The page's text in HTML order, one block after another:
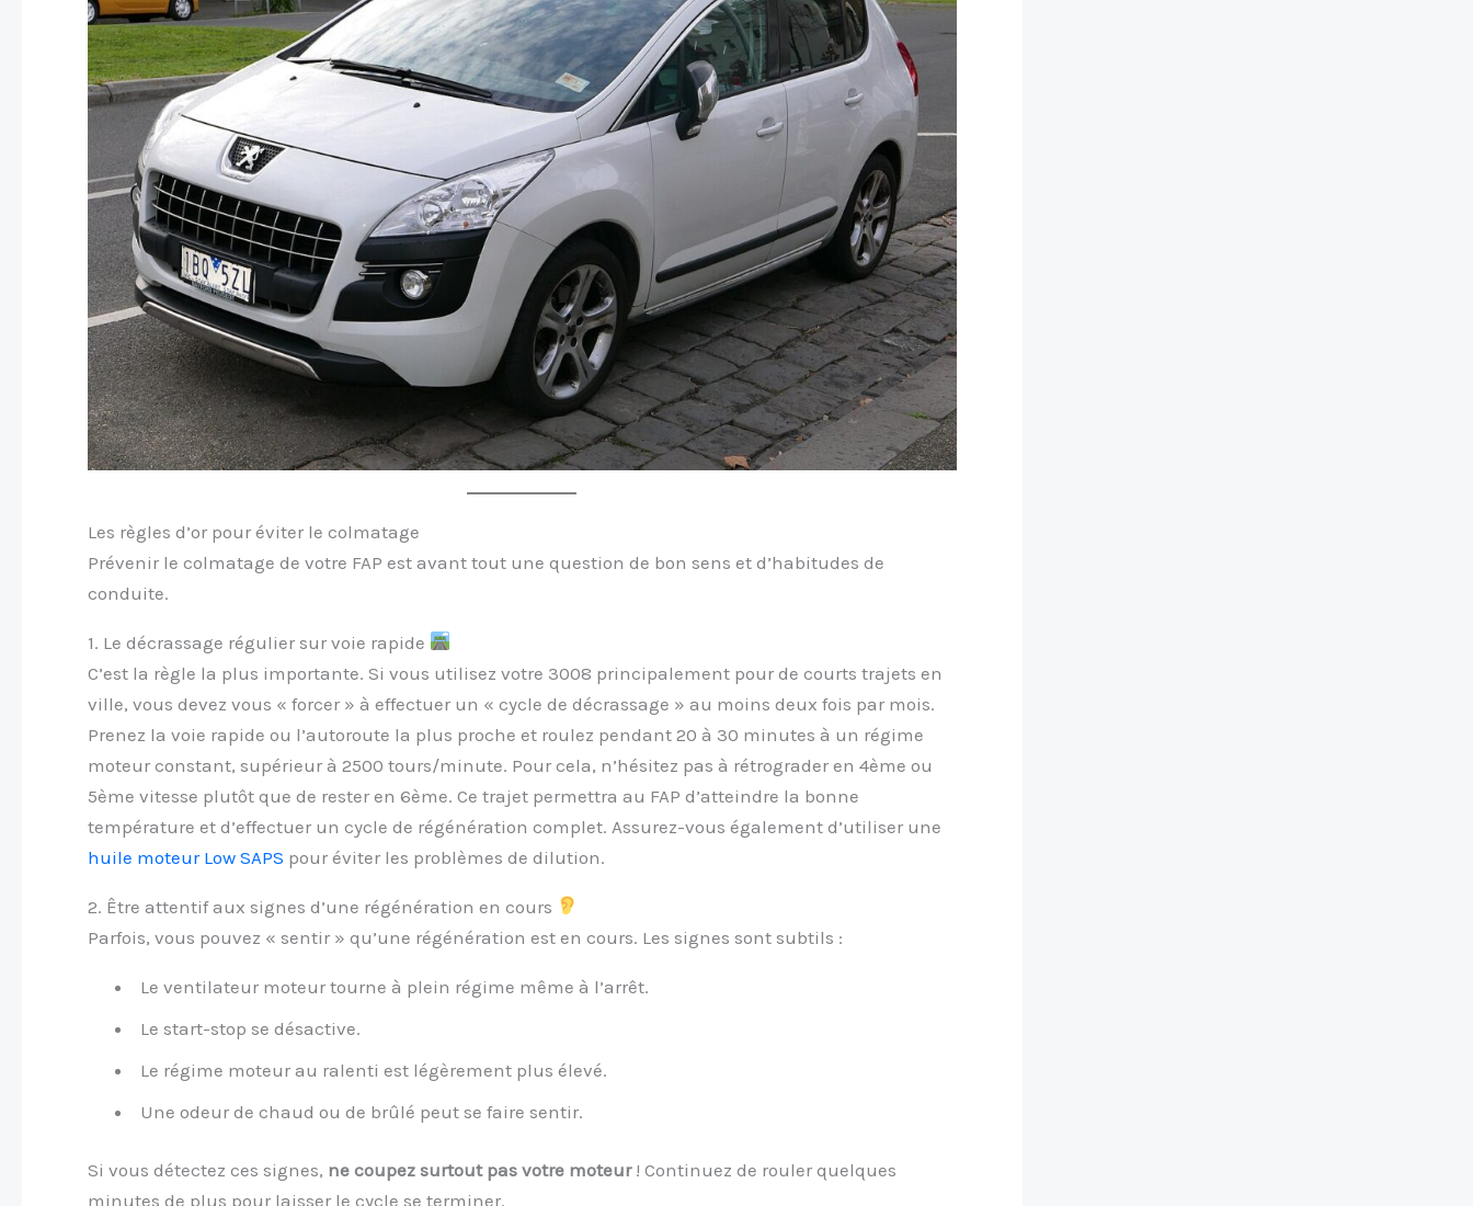
Les règles d’or pour éviter le colmatage
Prévenir le colmatage de votre FAP est avant tout une question de bon sens et d’habitudes de
conduite.
1. Le décrassage régulier sur voie rapide
C’est la règle la plus importante. Si vous utilisez votre 3008 principalement pour de courts trajets en
ville, vous devez vous « forcer » à effectuer un « cycle de décrassage » au moins deux fois par mois.
Prenez la voie rapide ou l’autoroute la plus proche et roulez pendant 20 à 30 minutes à un régime
moteur constant, supérieur à 2500 tours/minute. Pour cela, n’hésitez pas à rétrograder en 4ème ou
5ème vitesse plutôt que de rester en 6ème. Ce trajet permettra au FAP d’atteindre la bonne
température et d’effectuer un cycle de régénération complet. Assurez-vous également d’utiliser une
huile moteur Low SAPS pour éviter les problèmes de dilution.
2. Être attentif aux signes d’une régénération en cours
Parfois, vous pouvez « sentir » qu’une régénération est en cours. Les signes sont subtils :
Le ventilateur moteur tourne à plein régime même à l’arrêt.
Le start-stop se désactive.
Le régime moteur au ralenti est légèrement plus élevé.
Une odeur de chaud ou de brûlé peut se faire sentir.
Si vous détectez ces signes, ne coupez surtout pas votre moteur! Continuez de rouler quelques
minutes de plus pour laisser le cycle se terminer.